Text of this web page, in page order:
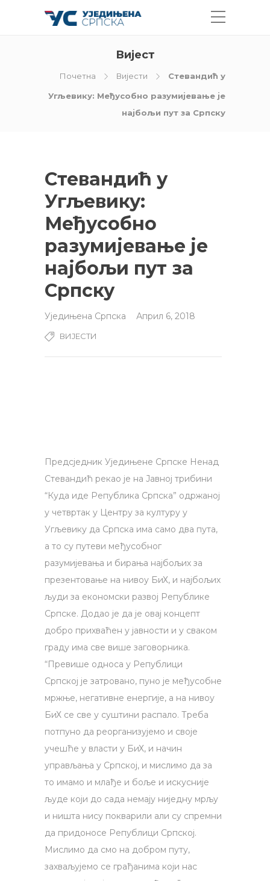
Вијест
Почетна Вијести Стевандић у
Угљевику: Међусобно разумијевање је
најбољи пут за Српску
Стевандић у
Угљевику:
Међусобно
разумијевање је
најбољи пут за
Српску
Уједињена Српска Април 6, 2018
ВИЈЕСТИ
Предсједник Уједињене Српске Ненад
Стевандић рекао је на Јавној трибини
“Куда иде Република Српска” одржаној
у четвртак у Центру за културу у
Угљевику да Српска има само два пута,
а то су путеви међусобног
разумијевања и бирања најбољих за
презентовање на нивоу БиХ, и најбољих
људи за економски развој Републике
Српске. Додао је да је овај концепт
добро прихваћен у јавности и у сваком
граду има све више заговорника.
“Превише односа у Републици
Српској је затровано, пуно је међусобне
мржње, негативне енергије, а на нивоу
БиХ се све у суштини распало. Треба
потпуно да реорганизујемо и своје
учешће у власти у БиХ, и начин
управљања у Српској, и мислимо да за
то имамо и млађе и боље и искусније
људе који до сада немају ниједну мрљу
и ништа нису покварили али су спремни
да придоносе Републици Српској.
Мислимо да смо на добром путу,
захваљујемо се грађанима који нас